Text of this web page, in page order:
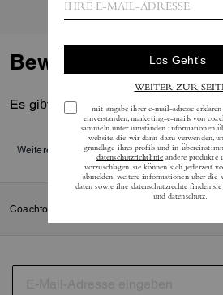
Bewertungen
Es gibt noch keine Reviews.
Weitere Informationen darüber, wie wir
finden Siehier.
Coachtopia™